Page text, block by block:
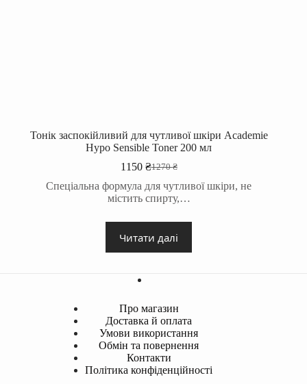
Тонік заспокійливий для чутливої шкіри Academie
Hypo Sensible Toner 200 мл
1270₴
Оригінальна
ціна:
1270 ₴.
1150 ₴Поточна
ціна:
1150 ₴.
Спеціальна формула для чутливої шкіри, не
містить спирту,…
Читати далі
Про магазин
Доставка й оплата
Умови використання
Обмін та повернення
Контакти
Політика конфіденційності